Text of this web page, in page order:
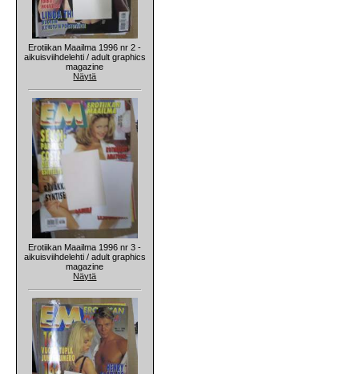
Erotiikan Maailma 1996 nr 2 -
aikuisviihdelehti / adult graphics
magazine
Näytä
Erotiikan Maailma 1996 nr 3 -
aikuisviihdelehti / adult graphics
magazine
Näytä